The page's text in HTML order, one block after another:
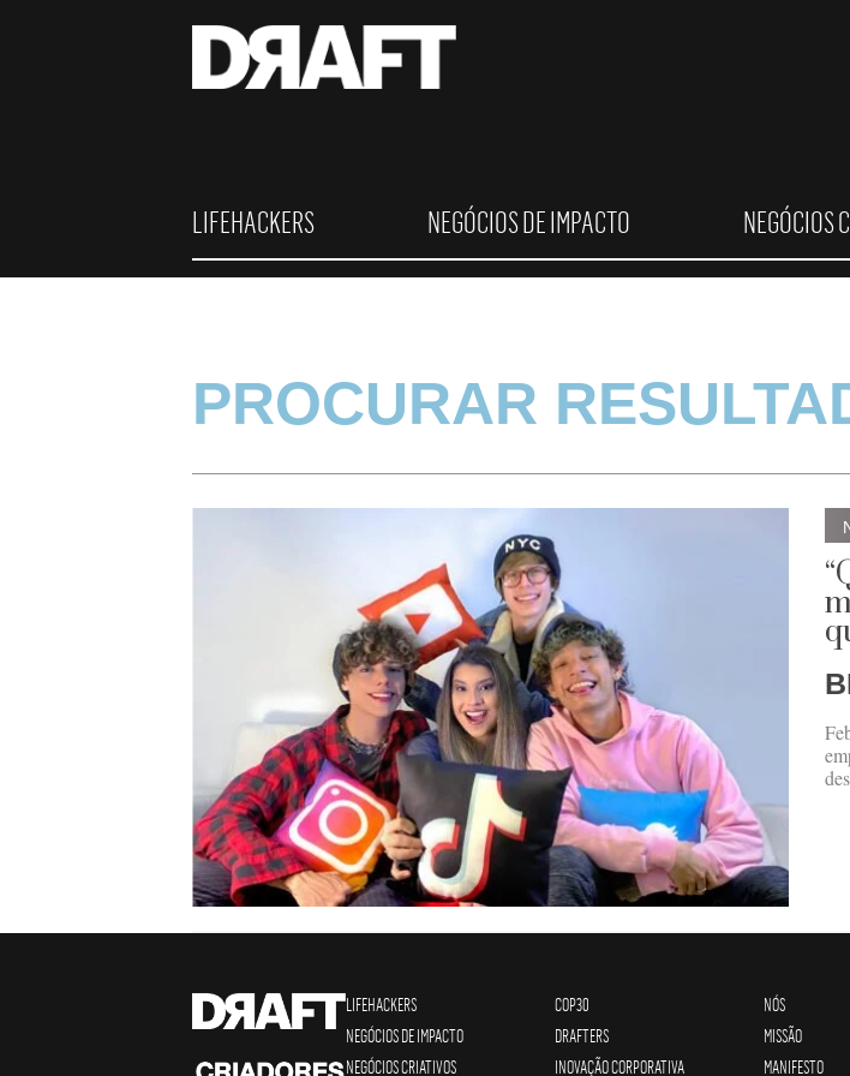
LIFEHACKERS NEGÓCIOS DE IMPACTO NEGÓCIOS
PROCURAR
LIFEHACKERS
NEGÓCIOS DE IMPACTO
NEGÓCIOS CRIATIVOS
COP30
DRAFTERS
INOVAÇÃO CORPORATIVA
NÓS
MISSÃO
MANIFESTO